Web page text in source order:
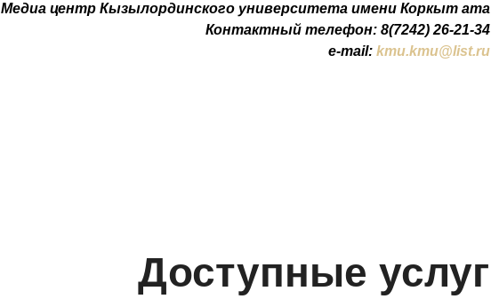
Медиа центр Кызылординского университета имени Коркыт ата
Контактный телефон: 8(7242) 26-21-34
e-mail: kmu.kmu@list.ru
Доступные